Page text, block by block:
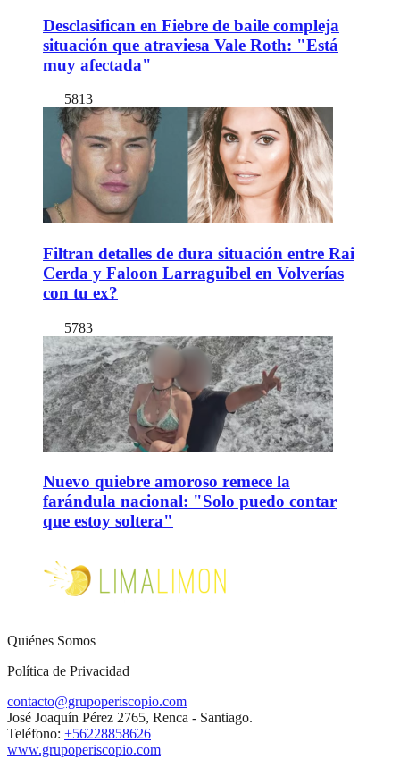
Desclasifican en Fiebre de baile compleja
situación que atraviesa Vale Roth: "Está
muy afectada"
5813
Filtran detalles de dura situación entre Rai
Cerda y Faloon Larraguibel en Volverías
con tu ex?
5783
Nuevo quiebre amoroso remece la
farándula nacional: "Solo puedo contar
que estoy soltera"
Quiénes Somos
Política de Privacidad
contacto@grupoperiscopio.com
José Joaquín Pérez 2765, Renca - Santiago.
Teléfono: +56228858626
www.grupoperiscopio.com